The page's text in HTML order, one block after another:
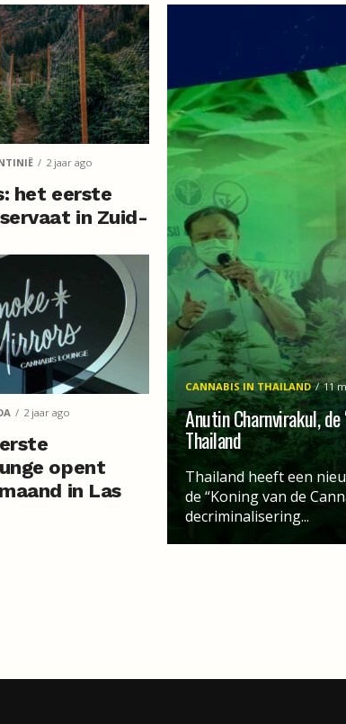
CANNABIS IN THAILAND 11
Anutin Charnvirakul,
Thailand
Thailand heeft een
de “Koning van de
decriminalisering...
2 jaar ago
het eerste
in Zuid-
2 jaar ago
opent
in Las